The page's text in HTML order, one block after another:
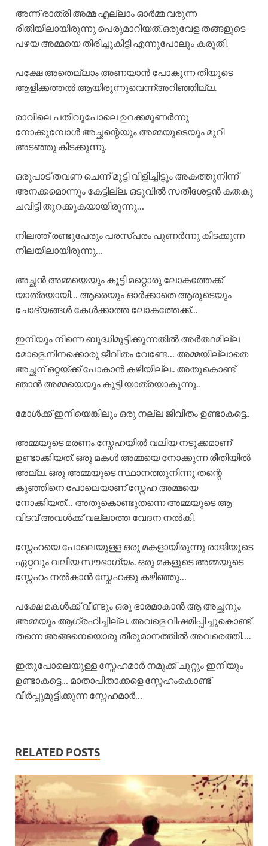
അന്ന് രാത്രി അമ്മ എല്ലാം ഓർമ്മ വരുന്ന
രീതിയിലായിരുന്നു പെരുമാറിയത്.ഒരുവേള തങ്ങളുടെ
പഴയ അമ്മയെ തിരിച്ചുകിട്ടി എന്നുപോലും കരുതി.
പക്ഷേ അതെല്ലാം അണയാൻ പോകുന്ന തീയുടെ
ആളിക്കത്തൽ ആയിരുന്നുവെന്ന്അറിഞ്ഞില്ല.
രാവിലെ പതിവുപോലെ ഉറക്കമുണർന്നു
നോക്കുമ്പോൾ അച്ഛന്റെയും അമ്മയുടെയും മുറി
അടഞ്ഞു കിടക്കുന്നു.
ഒരുപാട് തവണ ചെന്ന് മുട്ടി വിളിച്ചിട്ടും അകത്തുനിന്ന്
അനക്കമൊന്നും കേട്ടില്ല. ഒടുവിൽ സതീശേട്ടൻ കതകു
ചവിട്ടി തുറക്കുകയായിരുന്നു…
നിലത്ത് രണ്ടുപേരും പരസ്പരം പുണർന്നു കിടക്കുന്ന
നിലയിലായിരുന്നു…
അച്ഛൻ അമ്മയെയും കൂട്ടി മറ്റൊരു ലോകത്തേക്ക്
യാത്രയായി… ആരെയും ഓർക്കാതെ ആരുടെയും
ചോദ്യങ്ങൾ കേൾക്കാത്ത ലോകത്തേക്ക്…
ഇനിയും നിന്നെ ബുദ്ധിമുട്ടിക്കുന്നതിൽ അർത്ഥമില്ല
മോളെ.നിനക്കൊരു ജീവിതം വേണ്ടേ… അമ്മയില്ലാതെ
അച്ഛന് ഒറ്റയ്ക്ക് പോകാൻ കഴിയില്ല.. അതുകൊണ്ട്
ഞാൻ അമ്മയെയും കൂട്ടി യാത്രയാകുന്നു..
മോൾക്ക്‌ ഇനിയെങ്കിലും ഒരു നല്ല ജീവിതം ഉണ്ടാകട്ടെ..
അമ്മയുടെ മരണം സ്നേഹയിൽ വലിയ നടുക്കമാണ്
ഉണ്ടാക്കിയത്. ഒരു മകൾ അമ്മയെ നോക്കുന്ന രീതിയിൽ
അല്ല. ഒരു അമ്മയുടെ സ്ഥാനത്തുനിന്നു തന്റെ
കുഞ്ഞിനെ പോലെയാണ് സ്നേഹ അമ്മയെ
നോക്കിയത്… അതുകൊണ്ടുതന്നെ അമ്മയുടെ ആ
വിടവ് അവൾക്ക് വല്ലാത്ത വേദന നൽകി.
സ്നേഹയെ പോലെയുള്ള ഒരു മകളായിരുന്നു രാജിയുടെ
ഏറ്റവും വലിയ സൗഭാഗ്യം. ഒരു മകളുടെ അമ്മയുടെ
സ്നേഹം നൽകാൻ സ്നേഹക്കു കഴിഞ്ഞു…
പക്ഷേ മകൾക്ക് വീണ്ടും ഒരു ഭാരമാകാൻ ആ അച്ഛനും
അമ്മയും ആഗ്രഹിച്ചില്ല. അവളെ വിഷമിപ്പിച്ചുകൊണ്ട്
തന്നെ അങ്ങനെയൊരു തീരുമാനത്തിൽ അവരെത്തി….
ഇതുപോലെയുള്ള സ്നേഹമാർ നമുക്ക് ചുറ്റും ഇനിയും
ഉണ്ടാകട്ടെ… മാതാപിതാക്കളെ സ്നേഹംകൊണ്ട്
വീർപ്പുമുട്ടിക്കുന്ന സ്നേഹമാർ…
RELATED POSTS